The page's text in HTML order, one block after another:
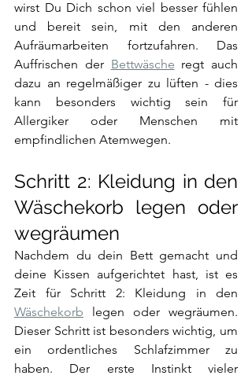
wirst Du Dich schon viel besser fühlen
und bereit sein, mit den anderen
Aufräumarbeiten fortzufahren. Das
Auffrischen der Bettwäsche regt auch
dazu an regelmäßiger zu lüften - dies
kann besonders wichtig sein für
Allergiker oder Menschen mit
empfindlichen Atemwegen.
Schritt 2: Kleidung in den
Wäschekorb legen oder
wegräumen
Nachdem du dein Bett gemacht und
deine Kissen aufgerichtet hast, ist es
Wäschekorb legen oder wegräumen.
Dieser Schritt ist besonders wichtig, um
ein ordentliches Schlafzimmer zu
haben. Der erste Instinkt vieler